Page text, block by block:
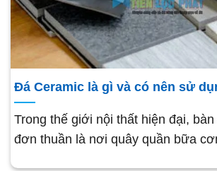
Đá Ceramic là gì và có nên sử
Trong thế giới nội thất hiện đại,
đơn thuần là nơi quây quần bữa